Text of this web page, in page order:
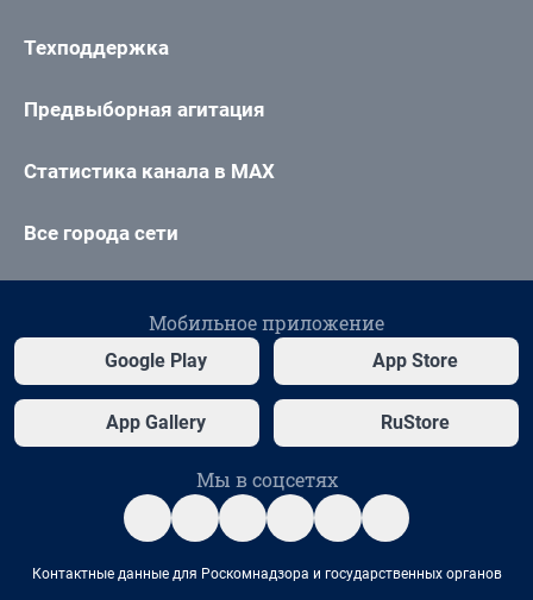
Техподдержка
Предвыборная агитация
Статистика канала в MAX
Все города сети
Мобильное приложение
Google Play App Store
App Gallery RuStore
Мы в соцсетях
Контактные данные для Роскомнадзора и государственных органов